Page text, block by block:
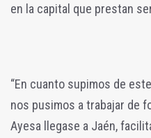
en la capital que prestan
“En cuanto supimos de
nos pusimos a trabajar de
Ayesa llegase a Jaén,